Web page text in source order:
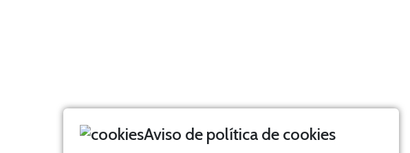
Aviso de política de cookies